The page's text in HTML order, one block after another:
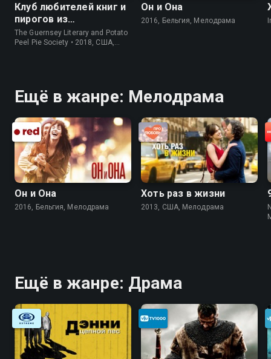
Клуб любителей книг и
пирогов из
картофельных
очистков
The Guernsey Literary and Potato
Peel Pie Society • 2018, США,
Он и Она
2016, Бельгия, Мелодрама
Ещё в жанре: Мелодрама
Он и Она
2016, Бельгия, Мелодрама
Хоть раз в жизни
2013, США, Мелодрама
Ещё в жанре: Драма